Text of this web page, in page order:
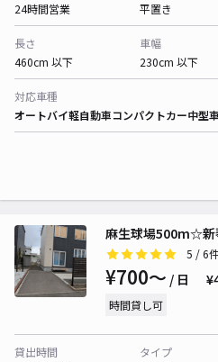
24時間営業
平置き
長さ
460cm 以下
車幅
230cm 以下
対応車種
オートバイ軽自動車コンパクトカー中型車
麻生球場500m☆新
5 / 6
¥700〜 / 日
時間貸し可
貸出時間
タイプ